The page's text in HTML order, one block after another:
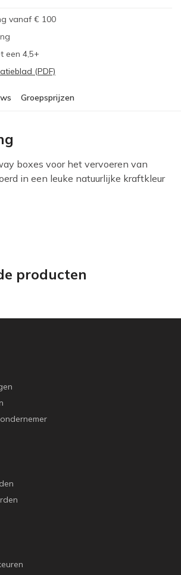
vanaf € 100
een 4,5+
(PDF)
Groepsprijzen
boxes voor het vervoeren van
in een leuke natuurlijke kraftkleur
producten